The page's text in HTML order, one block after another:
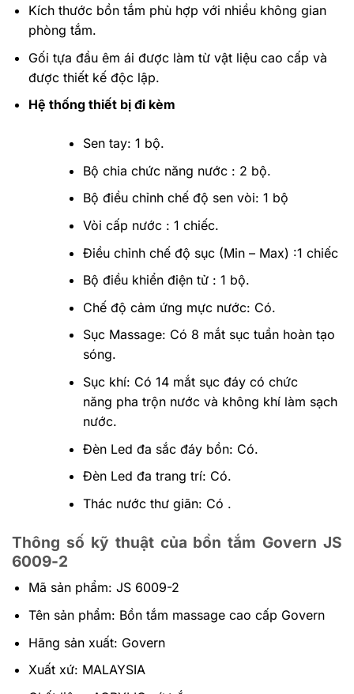
Kích thước bồn tắm phù hợp với nhiều không gian
phòng tắm.
Gối tựa đầu êm ái được làm từ vật liệu cao cấp và
được thiết kế độc lập.
Hệ thống thiết bị đi kèm
Sen tay: 1 bộ.
Bộ chia chức năng nước : 2 bộ.
Bộ điều chỉnh chế độ sen vòi: 1 bộ
Vòi cấp nước : 1 chiếc.
Điều chỉnh chế độ sục (Min – Max) :1 chiếc
Bộ điều khiển điện tử : 1 bộ.
Chế độ cảm ứng mực nước: Có.
Sục Massage: Có 8 mắt sục tuần hoàn tạo
sóng.
Sục khí: Có 14 mắt sục đáy có chức
năng pha trộn nước và không khí làm sạch
nước.
Đèn Led đa sắc đáy bồn: Có.
Đèn Led đa trang trí: Có.
Thác nước thư giãn: Có .
Thông số kỹ thuật của bồn tắm Govern JS
6009-2
Mã sản phẩm: JS 6009-2
Tên sản phẩm: Bồn tắm massage cao cấp Govern
Hãng sản xuất: Govern
Xuất xứ: MALAYSIA